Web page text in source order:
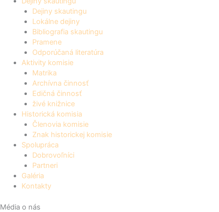
Dejiny skautingu
Lokálne dejiny
Bibliografia skautingu
Pramene
Odporúčaná literatúra
Aktivity komisie
Matrika
Archívna činnosť
Edičná činnosť
živé knižnice
Historická komisia
Členovia komisie
Znak historickej komisie
Spolupráca
Dobrovoľníci
Partneri
Galéria
Kontakty
Média o nás